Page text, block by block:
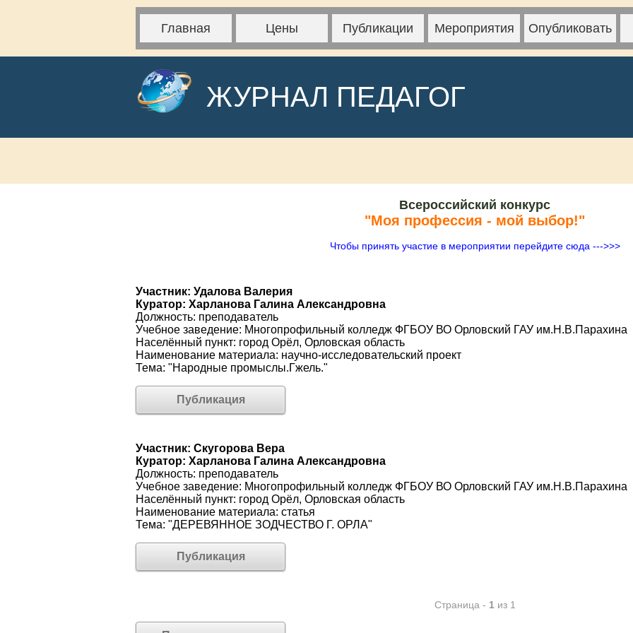
Главная Цены Публикации Мероприятия Опубликовать
ЖУРНАЛ ПЕДАГОГ
Всероссийский конкурс
"Моя профессия - мой выбор!"
Чтобы принять участие в мероприятии перейдите сюда --->>>
Участник: Удалова Валерия
Куратор: Харланова Галина Александровна
Должность: преподаватель
Учебное заведение: Многопрофильный колледж ФГБОУ ВО Орловский ГАУ им.Н.В.Парахина
Населённый пункт: город Орёл, Орловская область
Наименование материала: научно-исследовательский проект
Тема: "Народные промыслы.Гжель."
Публикация
Участник: Скугорова Вера
Куратор: Харланова Галина Александровна
Должность: преподаватель
Учебное заведение: Многопрофильный колледж ФГБОУ ВО Орловский ГАУ им.Н.В.Парахина
Населённый пункт: город Орёл, Орловская область
Наименование материала: статья
Тема: "ДЕРЕВЯННОЕ ЗОДЧЕСТВО Г. ОРЛА"
Публикация
Страница - 1 из 1